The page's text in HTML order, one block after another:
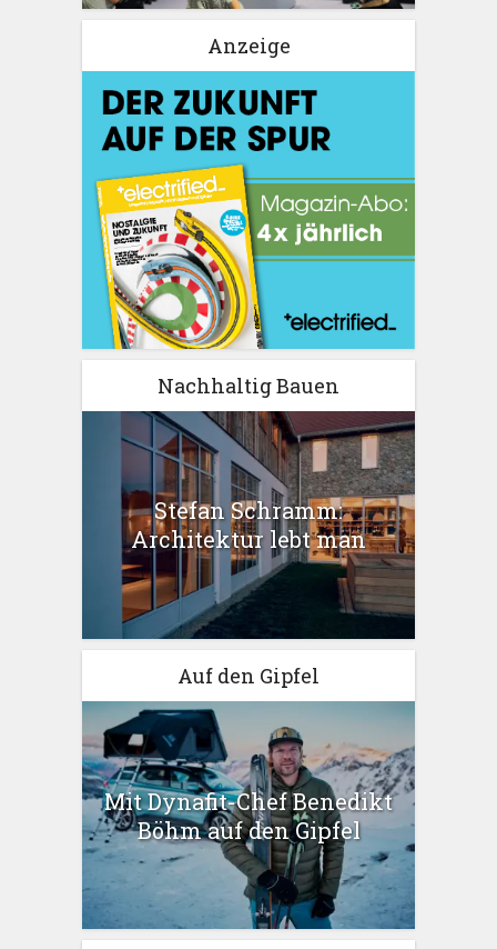
Anzeige
Nachhaltig Bauen
Stefan Schramm:
Architektur lebt man
Auf den Gipfel
Mit Dynafit-Chef Benedikt
Böhm auf den Gipfel